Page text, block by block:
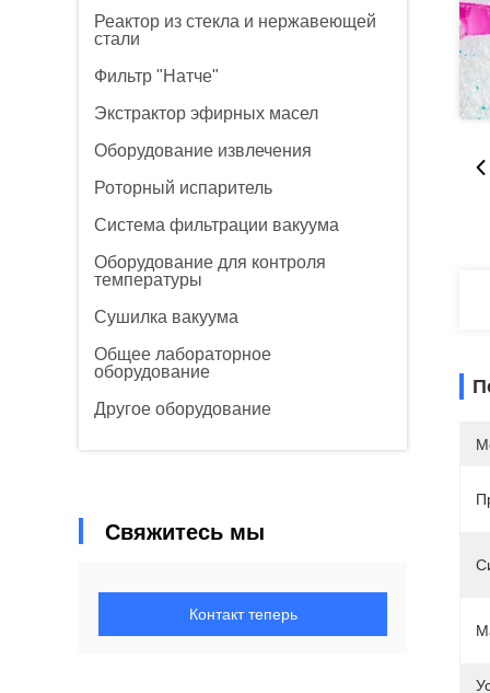
Реактор из стекла и нержавеющей
стали
Фильтр "Натче"
Экстрактор эфирных масел
Оборудование извлечения
Роторный испаритель
Система фильтрации вакуума
Оборудование для контроля
температуры
Сушилка вакуума
Общее лабораторное
оборудование
Другое оборудование
Свяжитесь мы
Контакт теперь